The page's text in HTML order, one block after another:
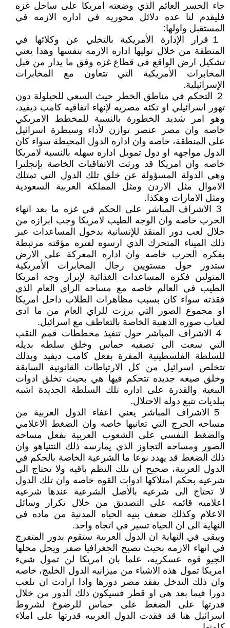
جاء الجسر العائم الذي وضعته امريكا على ساحل غزه
فليقدم لنا عده دلائل محوريه في اداره الازمه في
المستقبل واولها:
１ قرار الإدارة الأمريكية بالتخلي عن وكلائها في
المنطقة من خلال توليها اداره الازمه بنفسها وهذا يعني
تشكيل ارض الواقع في قطاع غزه وفق ما يدار من قبل
المخابرات الأمريكية التي تتعاون مع المخابرات
الإسرائيلية.
２ التحكم في مناطق الخطر حيث السعي للحيلولة دون
تهور اسرائيلي او تكئه مصريه لإنهاء اتفاقيه كامب ديفيد،
وهو امر شديد الخطورة بالنسبة للمخطط الامريكي
خاصه وان مصر عنصر توازن لأداء وسيطرة اسرائيل
على المنطقة، خاصه وان اداره الدول المحيطة سواء كان
الدول مواجهه او دول تمويل اداره سهله بالنسبة لامريكا
خاصه وان امريكا قد ورثت الاتفاقيات الخاصة بإنجلترا
وهي الدولة المسؤولة عن خلق تلك الدول التي تمتلك
الاموال مثل الاردن ومثل المملكة العربية السعودية
ومثل الامارات وهكذا.
３ الاشراف المباشر على الحكم في غزه ما بعد انهاء
الحرب خاصه وان الوجه الطيب لامريكا وجب ابرازه من
خلال لعب دور المنقذ للإنسانية بدخول المساعدات عبر
ذلك الميناء المتحرك الذي ارسوه لفتره مؤقته مرتبطة
بفكره الحرب خاصه وان اداره المعركة على الارض
ستدور حول مستويين رجال المخابرات الأمريكية
المتولين فكره المساعدات الغذائية لإبراز وجه امريكا
الطيب في العالم خاصه مع مساحه الراي العام الذي
فقدته سواء كان بسبب مظاهرات الطلاب داخل امريكا
او مجموع الصور التي برزت للراي العام من ما ادى
لغياب صوره الذهنية الخاصة بالتعاطف مع اسرائيل.
４ الاشراف المباشر حول تنفيذ مخططات قمم النقب
التي سعت الى تصفيه حماس وخلق سلطه بديله
للسلطة الفلسطينية المقرة بفعل كامب ديفيد وبذلك
تتخلص اسرائيل من كل الارتباطات القانونية السابقة
وخلق صيغه جديده تتحكم فيها هي بحيث تخلق ادوات
التبعية والقدرة على اداره تلك السلطة الجديدة اشبه
ببلديات تتبع دوله الاحتلال.
５ الاشراف المباشر يعني اعفاء الدول العربية من
مساحه الحرج التي تعانيها خاصه وان الضغط الاعلامي
والضغط النفسي على الشعوب العربية بفعل مساحه
الصور ومساحه التجاوز الذي يمارسه ذلك النتنياهو وان
ذلك الضغط قد يهدد نوعا ما الشرعية الخاصة بالحكم في
الدول العربية، صحيح ان تلك النظم باقيه ولا تحتاج الى
شرعيه بحكم امتلاكها ادوات القوه خاصه وان تلك الدول
لا تحتاج الى شرعيه بالأصل الشرعية عندها شرعيه
اعلاميه قائمه على التصديق من خلال تكرار وسائل
الاعلام وكذلك ضعف بنيه الحياه المدنية من ماده في
النهاية الى ان الحياه تسير في اتجاه واحد.
ويبقى في النهاية ان الدول العربية ستقوم بدور المتفرج
في انهاء الازمه بحيث تصبح الجغرافيا صفر ويحل محلها
الجيو قوه عسكريه، علما بان امريكا لن تمول شيء
امريكا تمول هذه الاشياء من ميزانيه الدول الخليج، خاصه
وان ذلك التدخل يفقد مصر دورها واذا ارادت ان تلعب
دورا فيما بعد هي او قطر فسيكون ذلك الدور من خلال
قدرتها على الضغط على حماس للرضوخ لشروط
اسرائيل هنا قد فقدت الدول العربيه قدرتها على املاء